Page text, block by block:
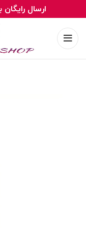
ارسال رایگان برای